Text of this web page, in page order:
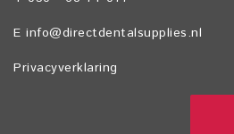
E info@directdentalsupplies.nl
Privacyverklaring